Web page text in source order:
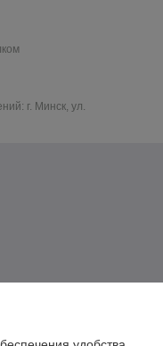
г. Минск, ул.